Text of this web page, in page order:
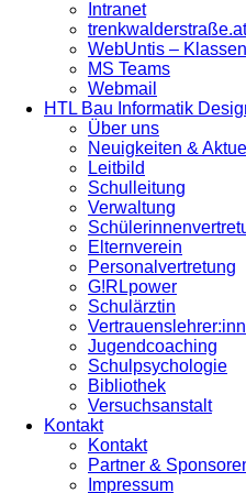
Intranet
trenkwalderstraße.at
WebUntis –
MS Teams
Webmail
HTL Bau Informatik
Über uns
Neuigkeiten &
Leitbild
Schulleitung
Verwaltung
Elternverein
Personalvertretung
G!RLpower
Schulärztin
Jugendcoaching
Schulpsychologie
Bibliothek
Versuchsanstalt
Kontakt
Kontakt
Partner &
Impressum